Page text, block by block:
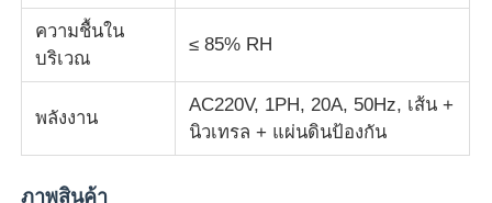
ความชื้นใน
บริเวณ
≤ 85% RH
พลังงาน
AC220V, 1PH, 20A, 50Hz, เส้น +
นิวเทรล + แผ่นดินป้องกัน
ภาพสินค้า